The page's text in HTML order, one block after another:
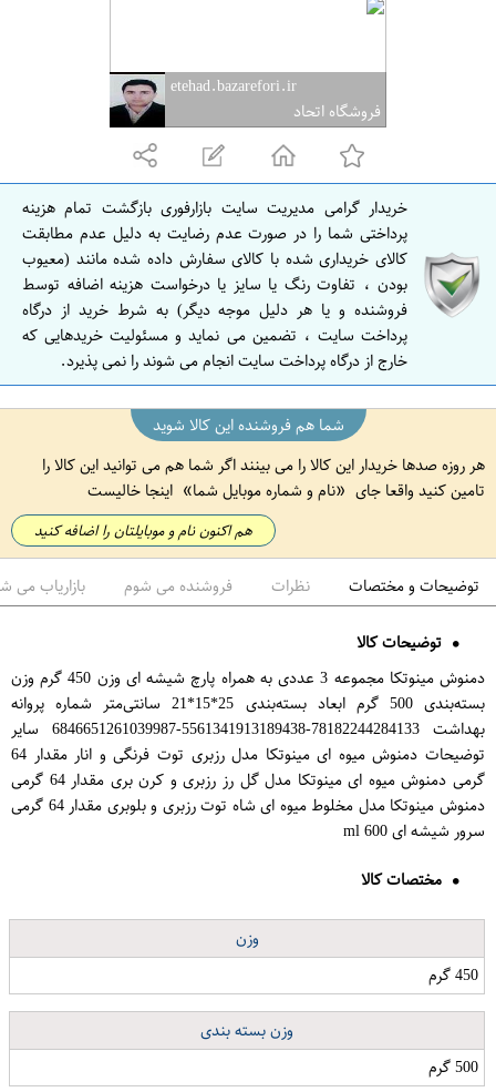
ا
ص
ف
ه
ن
etehad.bazarefori.ir
فروشگاه اتحاد
خریدار گرامی مدیریت سایت بازارفوری بازگشت تمام هزینه
پرداختی شما را در صورت عدم رضایت به دلیل عدم مطابقت
کالای خریداری شده با کالای سفارش داده شده مانند (معیوب
بودن ، تفاوت رنگ یا سایز یا درخواست هزینه اضافه توسط
فروشنده و یا هر دلیل موجه دیگر) به شرط خرید از درگاه
پرداخت سایت ، تضمین می نماید و مسئولیت خریدهایی که
خارج از درگاه پرداخت سایت انجام می شوند را نمی پذیرد.
شما هم فروشنده این کالا شوید
هر روزه صدها خریدار این کالا را می بینند اگر شما هم می توانید این کالا را
تامین کنید واقعا جای
نام و شماره موبایل شما اینجا خالیست
هم اکنون نام و موبایلتان را اضافه کنید
توضیحات و مختصات نظرات فروشنده می شوم بازاریاب می
توضیحات کالا
دمنوش مینوتکا مجموعه 3 عددی به همراه پارچ شیشه ای وزن 450 گرم وزن
بسته‌بندی 500 گرم ابعاد بسته‌بندی 25*15*21 سانتی‌متر شماره پروانه
بهداشت 78182244284133-5561341913189438-6846651261039987 سایر
توضیحات دمنوش میوه ای مینوتکا مدل رزبری توت فرنگی و انار مقدار 64
گرمی دمنوش میوه ای مینوتکا مدل گل رز رزبری و کرن بری مقدار 64 گرمی
دمنوش مینوتکا مدل مخلوط میوه ای شاه توت رزبری و بلوبری مقدار 64 گرمی
سرور شیشه ای 600 ml
مختصات کالا
وزن
450 گرم
وزن بسته بندی
500 گرم